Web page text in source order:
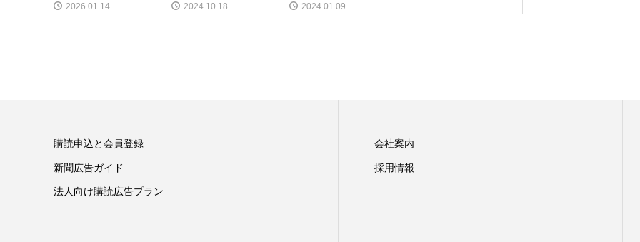
2026.01.14 2024.10.18 2024.01.09
購読申込と会員登録
新聞広告ガイド
法人向け購読広告プラン
会社案内
採用情報